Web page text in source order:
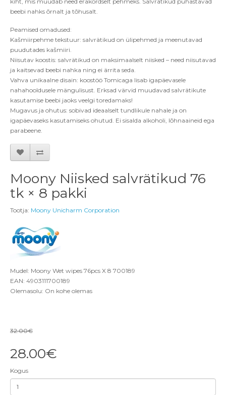
beebi nahks õrnalt ja tõhusalt.
Peamised omadused:
Kašmiirpehme tekstuur: salvrätikud on ülipehmed ja meenutavad
puudutades kašmiiri.
Niisutav koostis: salvrätikud on maksimaalselt niisked – need niisutavad
ja kaitsevad beebi nahka ning ei ärrita seda.
Vahva unikaalne disain: koostöö Tomicaga lisab igapäevasele
nahahooldusele mängulisust. Erksad värvid muudavad salvrätikute
kasutamise beebi jaoks veelgi toredamaks!
Mugavus ja ohutus: sobivad ideaalselt tundlikule nahale ja on
igapäevaseks kasutamiseks ohutud. Ei sisalda alkoholi, lõhnaaineid ega
parabeene.
Moony Niisked salvrätikud 76
tk × 8 pakki
Tootja: Moony Unicharm Corporation
Mudel: Moony Wet wipes 76pcs X 8 700189
EAN: 4903111700189
Olemasolu: On kohe olemas
32.00€
28.00€
Kogus